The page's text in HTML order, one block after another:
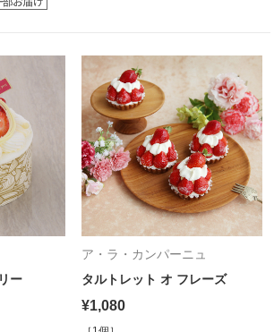
ー
ア・ラ・カンパーニュ
タルトレット オ フレーズ
¥1,080